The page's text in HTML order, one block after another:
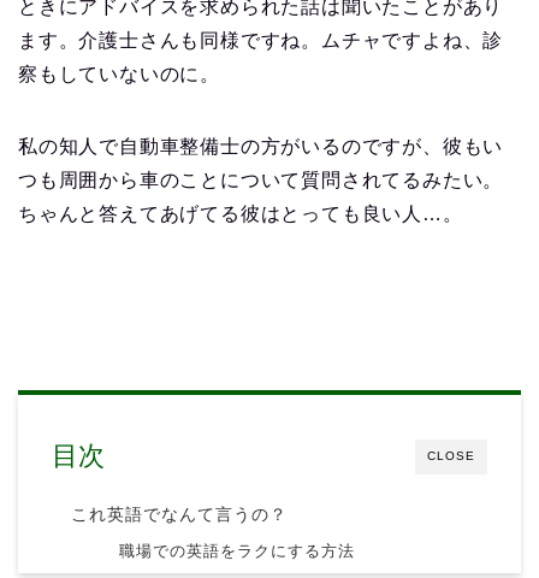
ときにアドバイスを求められた話は聞いたことがあり
ます。介護士さんも同様ですね。ムチャですよね、診
察もしていないのに。
私の知人で自動車整備士の方がいるのですが、彼もい
つも周囲から車のことについて質問されてるみたい。
ちゃんと答えてあげてる彼はとっても良い人…。
CLOSE
目次
これ英語でなんて言うの？
職場での英語をラクにする方法